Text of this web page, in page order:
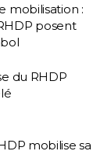
mobilisation :
posent
du RHDP
mobilise sa